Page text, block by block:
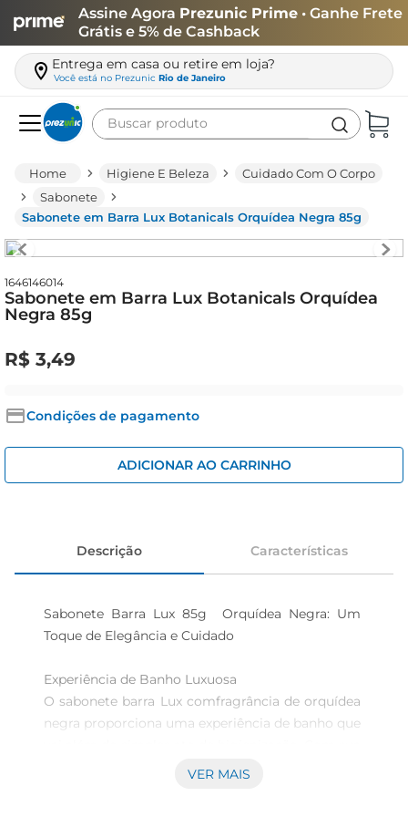
Assine Agora Prezunic Prime • Ganhe Frete
Grátis e 5% de Cashback
Entrega em casa ou retire em loja?
Você está no Prezunic Rio de Janeiro
Buscar produto
Higiene E Beleza
Cuidado Com O Corpo
Sabonete
Sabonete em Barra Lux Botanicals Orquídea Negra 85g
1646146014
Sabonete em Barra Lux Botanicals Orquídea
Negra 85g
R$ 3,49
Condições de pagamento
ADICIONAR AO CARRINHO
Descrição Características
Sabonete Barra Lux 85g  Orquídea Negra: Um
Toque de Elegância e Cuidado
Experiência de Banho Luxuosa
O sabonete barra Lux comfragrância de orquídea
negra proporciona uma experiência de banho que
fórmula delicada, ele limpa a pele enquanto a
VER MAIS
leite
queijo
azeite
iogurte